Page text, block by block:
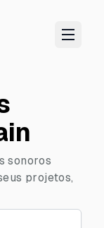
sonoros
projetos,